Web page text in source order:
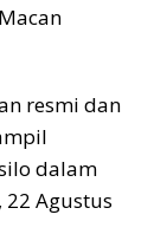
resmi dan
dalam
22 Agustus